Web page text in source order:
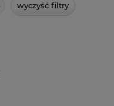
wyczyść filtry